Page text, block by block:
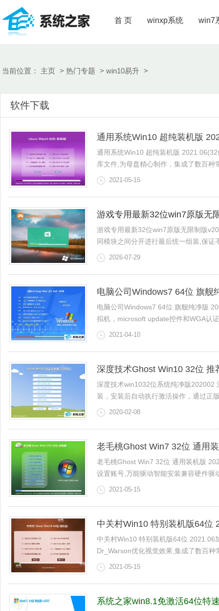
首 页 winxp系统 win7
当前位置： 主页 > 热门专题 > win10易升 >
软件下载
通用系统Win10 超纯装机版
通用系统Win10 超纯装机版
库文件,为母盘精心制作，集成了数百种
2021-05-15
游戏专用最新32位win7原版无
游戏专用最新32位win7原版无限制版
同模块之间分开进行最后统一组装,保证
2026-07-29
电脑公司Windows7 64位 旗舰
电脑公司Windows7 64位 旗舰纯净版
拟机，microsoft update控件和WGA认
2021-04-10
深度技术Ghost Win10 32位 推
深度技术win1032位系统纯净版202002
装，安装后自动执行激活操作，通过正
2020-02-08
老毛桃Ghost Win7 32位 通用
老毛桃Ghost Win7 32位 通用装机版
设置账号,万能驱动智能安装兼容硬件驱
2021-05-15
中关村Win10 特别装机版64位
中关村Win10 特别装机版64位 2021.06
Dr_Warson优化视觉效果,集成了数百种
2021-05-15
系统之家win8.1免激活64位特